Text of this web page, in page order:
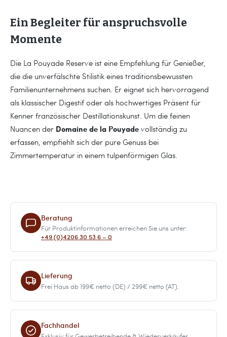
Ein Begleiter für anspruchsvolle
Momente
Die La Pouyade Reserve ist eine Empfehlung für Genießer,
die die unverfälschte Stilistik eines traditionsbewussten
Familienunternehmens suchen. Er eignet sich hervorragend
als klassischer Digestif oder als hochwertiges Präsent für
Kenner französischer Destillationskunst. Um die feinen
Nuancen der Domaine de la Pouyade vollständig zu
erfassen, empfiehlt sich der pure Genuss bei
Zimmertemperatur in einem tulpenförmigen Glas.
Beratung
Für Produktinformationen erreichen Sie uns unter:
+49 (0)4206 30 53 6 – 0
Lieferung
Frei Haus ab 199€ netto (DE) / 299€ netto (AT).
Fachhandel